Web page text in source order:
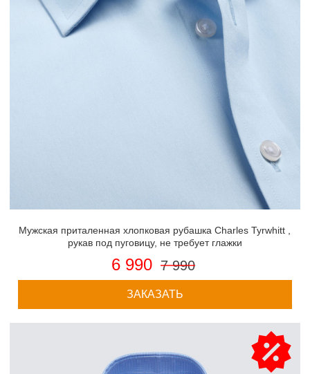
Мужская приталенная хлопковая рубашка Charles Tyrwhitt ,
рукав под пуговицу, не требует глажки
6 990 7 990
ЗАКАЗАТЬ